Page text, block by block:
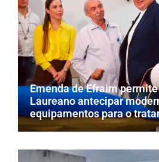
Emenda de Efraim
Laureano antecipar
equipamentos para o